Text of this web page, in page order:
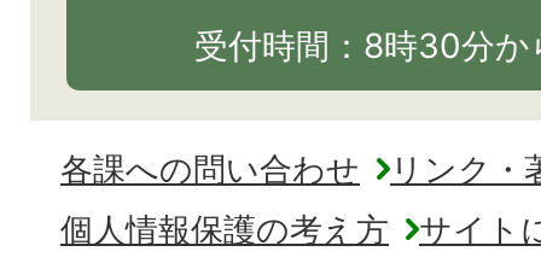
受付時間：8時30分
各課への問い合わせ
リンク・
個人情報保護の考え方
サイト